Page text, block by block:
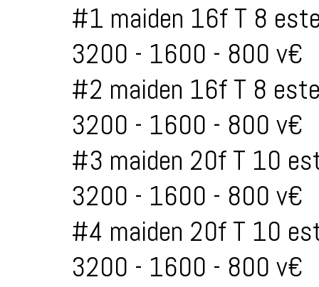
#1 maiden 16f T 8
3200 - 1600 - 800 v€
#2 maiden 16f T 8
3200 - 1600 - 800 v€
#3 maiden 20f T 10
3200 - 1600 - 800 v€
#4 maiden 20f T 10
3200 - 1600 - 800 v€